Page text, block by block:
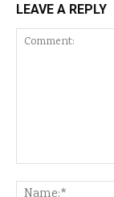
LEAVE A REPLY